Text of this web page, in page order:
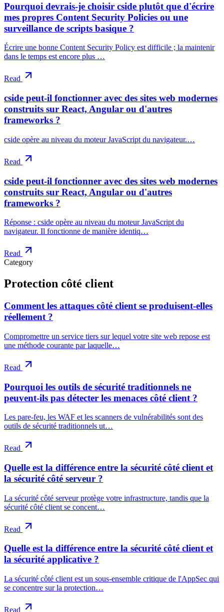
Pourquoi devrais-je choisir cside plutôt que d'écrire
mes propres Content Security Policies ou une
surveillance de scripts basique ?
Écrire une bonne Content Security Policy est difficile ; la maintenir
dans le temps est encore plus …
Read
cside peut-il fonctionner avec des sites web modernes
construits sur React, Angular ou d'autres
frameworks ?
cside opère au niveau du moteur JavaScript du navigateur.…
Read
cside peut-il fonctionner avec des sites web modernes
construits sur React, Angular ou d'autres
frameworks ?
Réponse : cside opère au niveau du moteur JavaScript du
navigateur. Il fonctionne de manière identiq…
Read
Category
Protection côté client
Comment les attaques côté client se produisent-elles
réellement ?
Compromettre un service tiers sur lequel votre site web repose est
une méthode courante par laquelle…
Read
Pourquoi les outils de sécurité traditionnels ne
peuvent-ils pas détecter les menaces côté client ?
Les pare-feu, les WAF et les scanners de vulnérabilités sont des
outils de sécurité traditionnels ut…
Read
Quelle est la différence entre la sécurité côté client et
la sécurité côté serveur ?
La sécurité côté serveur protège votre infrastructure, tandis que la
sécurité côté client se concent…
Read
Quelle est la différence entre la sécurité côté client et
la sécurité applicative ?
La sécurité côté client est un sous-ensemble critique de l'AppSec qui
se concentre sur la protection…
Read